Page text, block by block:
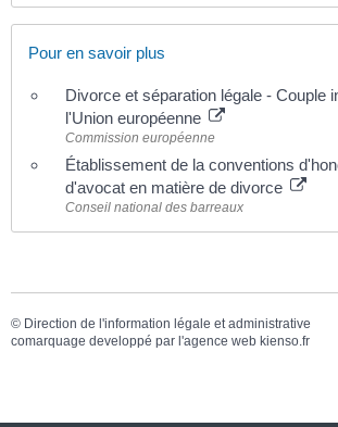
Pour en savoir plus
Divorce et séparation légale - Couple
l'Union européenne
Commission européenne
Établissement de la conventions
d'avocat en matière de divorce
Conseil national des barreaux
© Direction de l'information légale et administrative
comarquage developpé par l'agence web kienso.fr